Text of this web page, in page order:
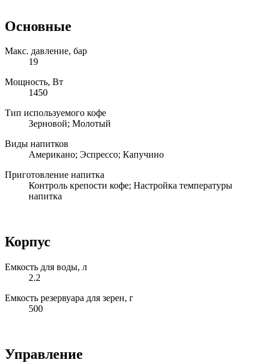
Основные
Макс. давление, бар
19
Мощность, Вт
1450
Тип используемого кофе
Зерновой; Молотый
Виды напитков
Американо; Эспрессо; Капучино
Приготовление напитка
Контроль крепости кофе; Настройка температуры
напитка
Корпус
Емкость для воды, л
2.2
Емкость резервуара для зерен, г
500
Управление